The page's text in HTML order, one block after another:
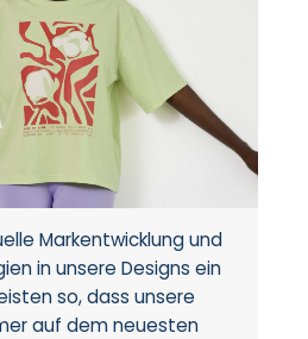
Markentwicklung und
in unsere Designs ein
so, dass unsere
auf dem neuesten